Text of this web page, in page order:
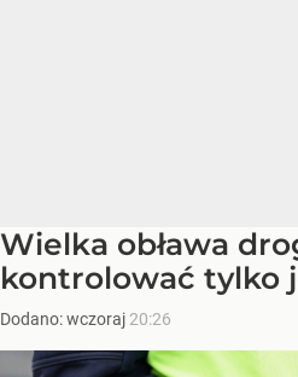
Wielka obława
kontrolować tylko
Dodano:wczoraj 20:26